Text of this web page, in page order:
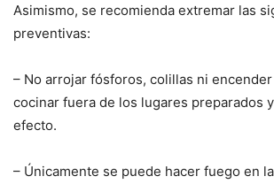
Asimismo, se recomienda extremar las
preventivas:
– No arrojar fósforos, colillas ni
cocinar fuera de los lugares preparados
efecto.
– Únicamente se puede hacer fuego en